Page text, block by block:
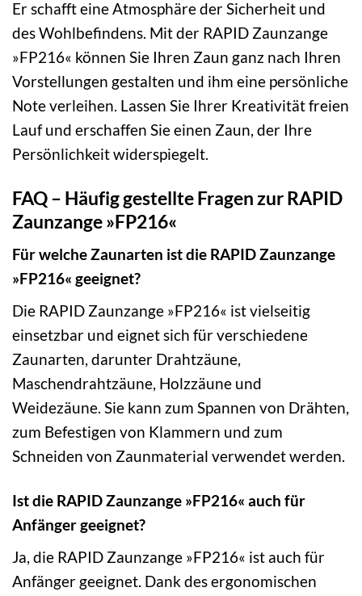
Er schafft eine Atmosphäre der Sicherheit und
des Wohlbefindens. Mit der RAPID Zaunzange
»FP216« können Sie Ihren Zaun ganz nach Ihren
Vorstellungen gestalten und ihm eine persönliche
Note verleihen. Lassen Sie Ihrer Kreativität freien
Lauf und erschaffen Sie einen Zaun, der Ihre
Persönlichkeit widerspiegelt.
FAQ – Häufig gestellte Fragen zur RAPID
Zaunzange »FP216«
Für welche Zaunarten ist die RAPID Zaunzange
»FP216« geeignet?
Die RAPID Zaunzange »FP216« ist vielseitig
einsetzbar und eignet sich für verschiedene
Zaunarten, darunter Drahtzäune,
Maschendrahtzäune, Holzzäune und
Weidezäune. Sie kann zum Spannen von Drähten,
zum Befestigen von Klammern und zum
Schneiden von Zaunmaterial verwendet werden.
Ist die RAPID Zaunzange »FP216« auch für
Anfänger geeignet?
Ja, die RAPID Zaunzange »FP216« ist auch für
Anfänger geeignet. Dank des ergonomischen